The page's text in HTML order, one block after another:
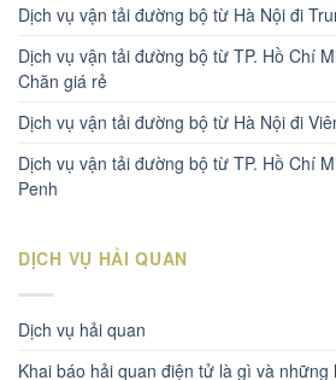
Dịch vụ vận tải đường bộ từ Hà Nội đi
Dịch vụ vận tải đường bộ từ TP. Hồ Chí
Chăn giá rẻ
Dịch vụ vận tải đường bộ từ Hà Nội đi
Dịch vụ vận tải đường bộ từ TP. Hồ Chí
Penh
DỊCH VỤ HẢI QUAN
Dịch vụ hải quan
Khai báo hải quan điện tử là gì và những